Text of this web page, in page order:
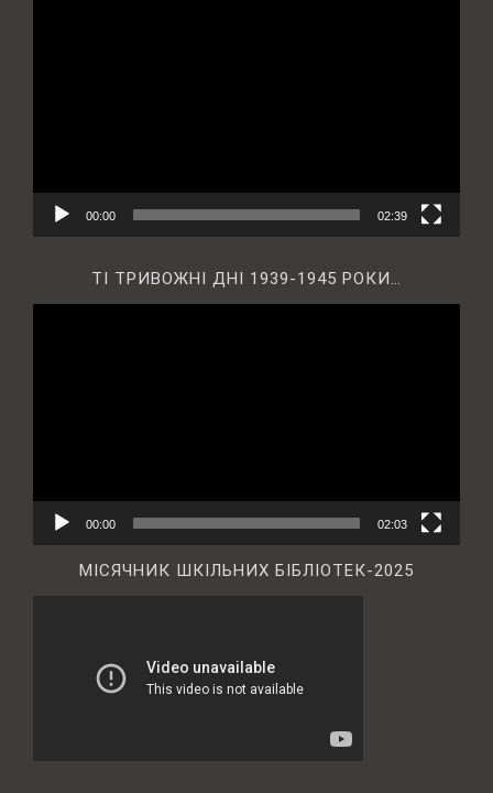
00:00 02:39
ТІ ТРИВОЖНІ ДНІ 1939-1945 РОКИ…
00:00 02:03
МІСЯЧНИК ШКІЛЬНИХ БІБЛІОТЕК-2025